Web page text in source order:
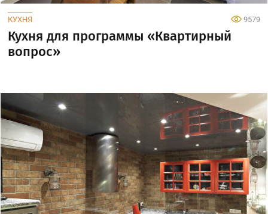
КУХНЯ 9579
Кухня для программы «Квартирный
вопрос»